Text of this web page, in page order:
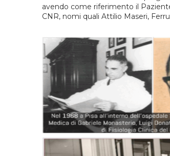
avendo come riferimento il
CNR, nomi quali Attilio Maseri,